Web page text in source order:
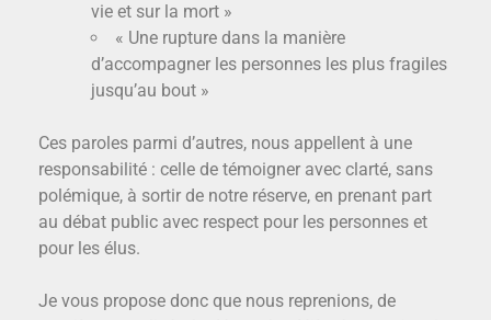
vie et sur la mort »
« Une rupture dans la manière
d’accompagner les personnes les plus fragiles
jusqu’au bout »
Ces paroles parmi d’autres, nous appellent à une
responsabilité : celle de témoigner avec clarté, sans
polémique, à sortir de notre réserve, en prenant part
au débat public avec respect pour les personnes et
pour les élus.
Je vous propose donc que nous reprenions, de